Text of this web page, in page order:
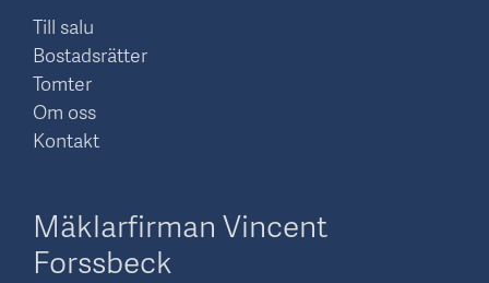
Till salu
Bostadsrätter
Tomter
Om oss
Kontakt
Mäklarfirman Vincent
Forssbeck